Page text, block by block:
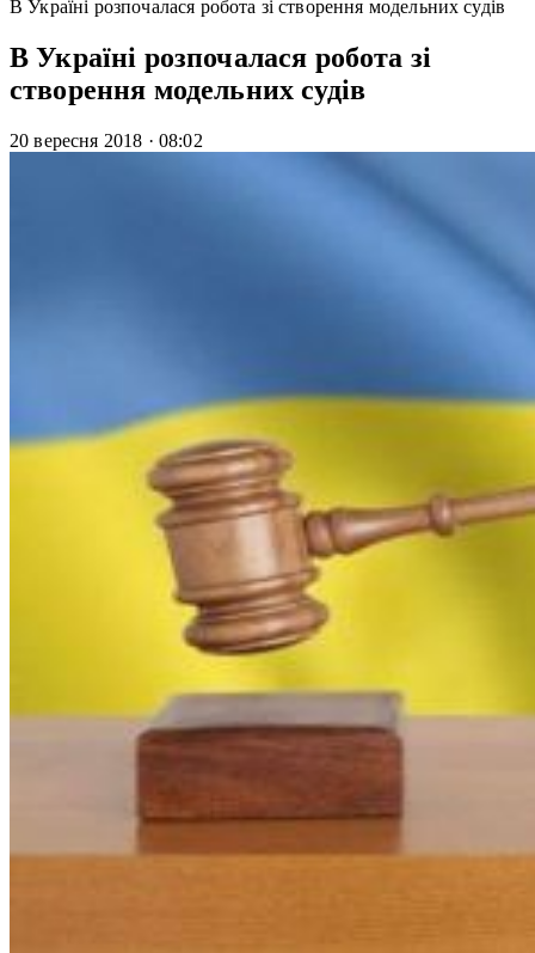
В Україні розпочалася робота зі створення модельних судів
В Україні розпочалася робота зі
створення модельних судів
20 вересня 2018 · 08:02